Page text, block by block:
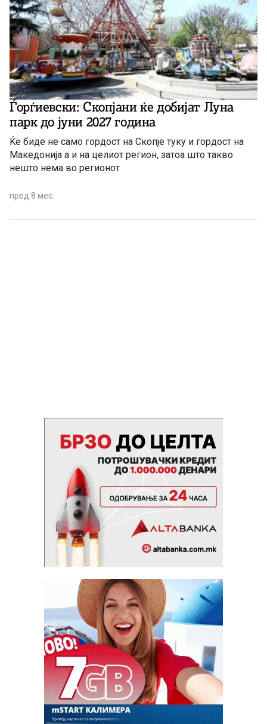
Ѓорѓиевски: Скопјани ќе добијат Луна
парк до јуни 2027 година
Ќе биде не само гордост на Скопје туку и гордост на
Македонија а и на целиот регион, затоа што такво
нешто нема во регионот
пред 8 мес.